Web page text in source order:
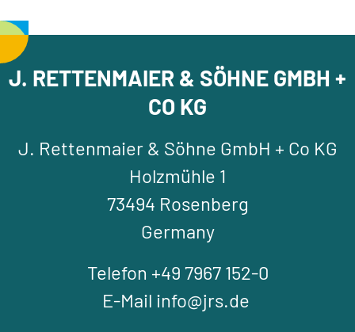
J. RETTENMAIER & SÖHNE GMBH +
CO KG
J. Rettenmaier & Söhne GmbH + Co KG
Holzmühle 1
73494 Rosenberg
Germany
Telefon +49 7967 152-0
E-Mail info@jrs.de